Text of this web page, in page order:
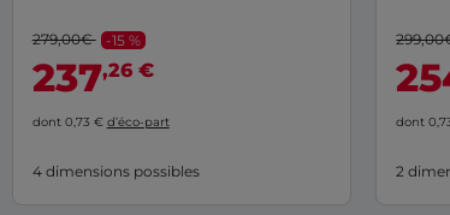
279,00€ -15 %
237,26 €
dont 0,73 € d’éco-part
4 dimensions possibles
dont
2